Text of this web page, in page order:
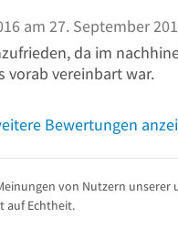
am 27. September
da im
vorab vereinbart war.
Bewertungen
von Nutzern unserer
auf Echtheit.